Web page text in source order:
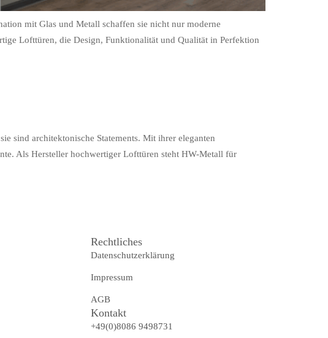
mit Glas und Metall schaffen sie nicht nur moderne
Lofttüren, die Design, Funktionalität und Qualität in Perfektion
sind architektonische Statements. Mit ihrer eleganten
Als Hersteller hochwertiger Lofttüren steht HW-Metall für
Rechtliches
Datenschutzerklärung
Impressum
AGB
Kontakt
+49(0)8086 9498731